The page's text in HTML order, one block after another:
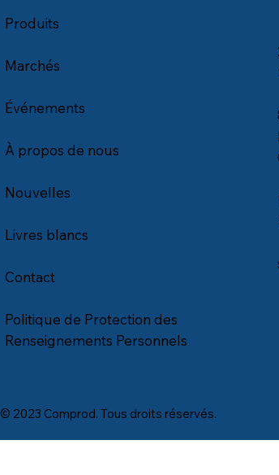
Produits
Marchés
Événements
À propos de nous
Nouvelles
Livres blancs
Contact
Politique de Protection des
Renseignements Personnels
© 2023 Comprod. Tous droits réservés.